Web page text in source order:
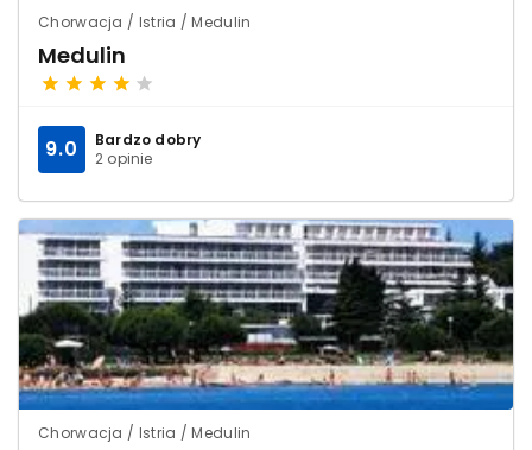
Chorwacja / Istria / Medulin
Medulin
Bardzo dobry
2 opinie
9.0
Chorwacja / Istria / Medulin